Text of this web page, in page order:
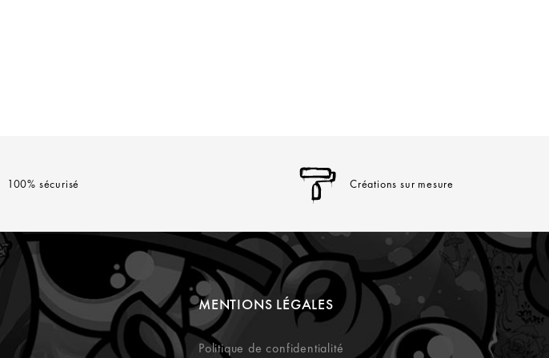
100% sécurisé Créations sur mesure
MENTIONS LÉGALES
Politique de confidentialité